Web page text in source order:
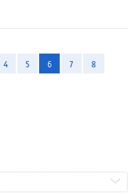
4 5 6 7
8